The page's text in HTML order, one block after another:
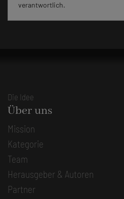
verantwortlich.
Die Idee
Über uns
Mission
Kategorie
Team
Herausgeber & Autoren
Partner